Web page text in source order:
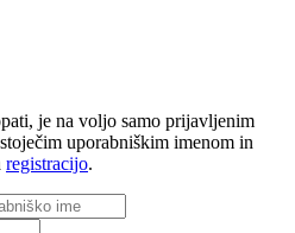
je na voljo samo prijavljenim
uporabniškim imenom in
registracijo.